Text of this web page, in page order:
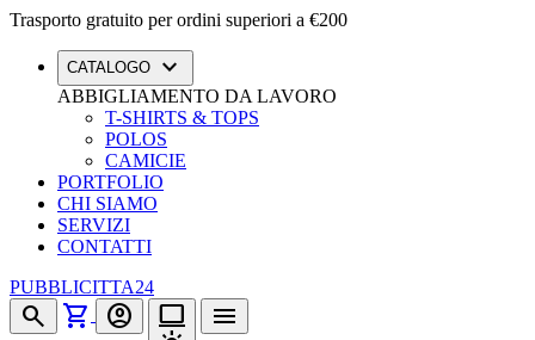
Trasporto gratuito per ordini superiori a €200
CATALOGO expand_more
ABBIGLIAMENTO DA LAVORO
T-SHIRTS & TOPS
POLOS
CAMICIE
PORTFOLIO
CHI SIAMO
SERVIZI
CONTATTI
PUBBLICITTA24
search shopping_cart account_circle
computer
menu